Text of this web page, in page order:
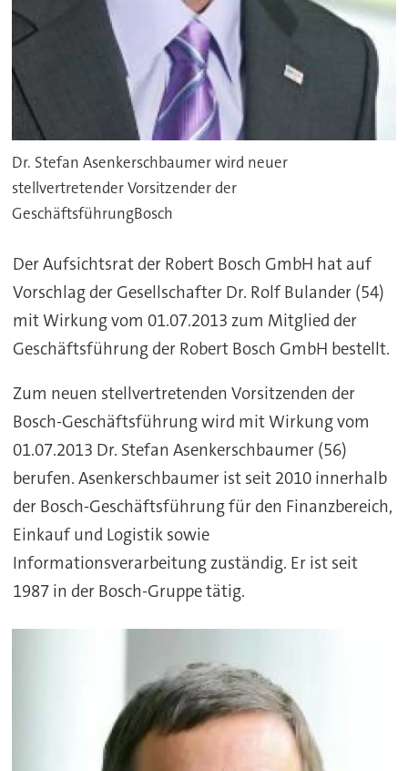
Dr. Stefan Asenkerschbaumer wird neuer
stellvertretender Vorsitzender der
GeschäftsführungBosch
Der Aufsichtsrat der Robert Bosch GmbH hat auf
Vorschlag der GesellschafterDr. Rolf Bulander(54)
mit Wirkung vom 01.07.2013 zum Mitglied der
Geschäftsführung der Robert Bosch GmbH bestellt.
Zum neuen stellvertretenden Vorsitzenden der
Bosch-Geschäftsführung wird mit Wirkung vom
01.07.2013 Dr. Stefan Asenkerschbaumer(56)
berufen. Asenkerschbaumer ist seit 2010 innerhalb
der Bosch-Geschäftsführung für den Finanzbereich,
Einkauf und Logistik sowie
Informationsverarbeitung zuständig. Er ist seit
1987 in der Bosch-Gruppe tätig.